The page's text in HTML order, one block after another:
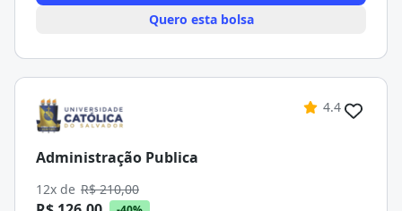
Quero esta bolsa
4.4
Administração Publica
12x de R$ 210,00